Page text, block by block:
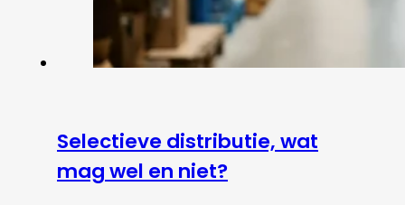
Selectieve distributie, wat
mag wel en niet?